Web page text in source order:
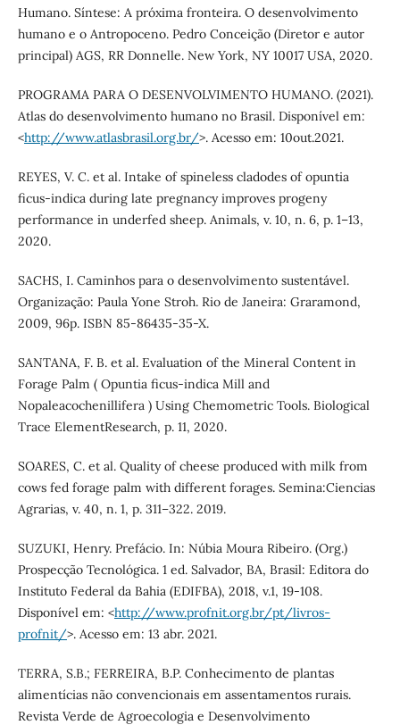
Humano. Síntese: A próxima fronteira. O desenvolvimento
humano e o Antropoceno. Pedro Conceição (Diretor e autor
principal) AGS, RR Donnelle. New York, NY 10017 USA, 2020.
PROGRAMA PARA O DESENVOLVIMENTO HUMANO. (2021).
Atlas do desenvolvimento humano no Brasil. Disponível em:
<http://www.atlasbrasil.org.br/>. Acesso em: 10out.2021.
REYES, V. C. et al. Intake of spineless cladodes of opuntia
ficus-indica during late pregnancy improves progeny
performance in underfed sheep. Animals, v. 10, n. 6, p. 1–13,
2020.
SACHS, I. Caminhos para o desenvolvimento sustentável.
Organização: Paula Yone Stroh. Rio de Janeira: Graramond,
2009, 96p. ISBN 85-86435-35-X.
SANTANA, F. B. et al. Evaluation of the Mineral Content in
Forage Palm ( Opuntia ficus-indica Mill and
Nopaleacochenillifera ) Using Chemometric Tools. Biological
Trace ElementResearch, p. 11, 2020.
SOARES, C. et al. Quality of cheese produced with milk from
cows fed forage palm with different forages. Semina:Ciencias
Agrarias, v. 40, n. 1, p. 311–322. 2019.
SUZUKI, Henry. Prefácio. In: Núbia Moura Ribeiro. (Org.)
Prospecção Tecnológica. 1 ed. Salvador, BA, Brasil: Editora do
Instituto Federal da Bahia (EDIFBA), 2018, v.1, 19-108.
Disponível em: <http://www.profnit.org.br/pt/livros-
profnit/>. Acesso em: 13 abr. 2021.
TERRA, S.B.; FERREIRA, B.P. Conhecimento de plantas
alimentícias não convencionais em assentamentos rurais.
Revista Verde de Agroecologia e Desenvolvimento